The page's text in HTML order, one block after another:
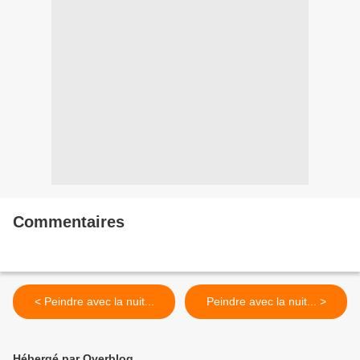
Commentaires
< Peindre avec la nuit... Peindre avec la nuit... >